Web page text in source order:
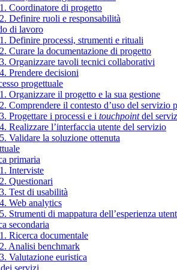
Coordinatore di progetto
Definire ruoli e responsabilità
di lavoro
Definire processi, strumenti e rituali
Curare la documentazione di progetto
Organizzare tavoli tecnici collaborativi
Prendere decisioni
progettuale
Organizzare il progetto e la sua gestione
Comprendere il contesto d’uso del servizio
Progettare i processi e i touchpointdel
Realizzare l’interfaccia utente del servizio
Validare la soluzione ottenuta
primaria
Interviste
Questionari
Test di usabilità
Web analytics
Strumenti di mappatura dell’esperienza
secondaria
Ricerca documentale
Analisi benchmark
Valutazione euristica
servizi